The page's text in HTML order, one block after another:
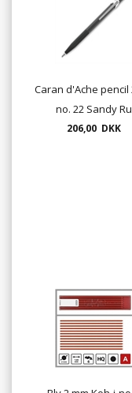
Caran d'Ache pencil
no. 22 Sandy Ru
206,00 DKK